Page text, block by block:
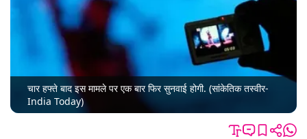
चार हफ्ते बाद इस मामले पर एक बार फिर सुनवाई होगी. (सांकेतिक तस्वीर-
India Today)